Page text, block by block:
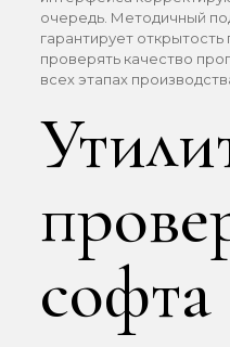
очередь. Методичный
гарантирует
проверять качество
всех этапах
софта